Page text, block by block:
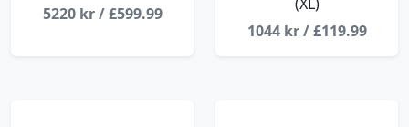
5220 kr / £599.99
1044 kr / £119.99